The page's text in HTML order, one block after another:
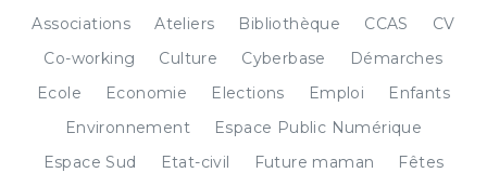
Associations
Ateliers Bibliothèque CCAS
CV
Co-working
Culture Cyberbase
Démarches
Ecole
Economie Elections Emploi
Enfants
Environnement
Espace Public Numérique
Espace Sud
Etat-civil Future maman
Fêtes